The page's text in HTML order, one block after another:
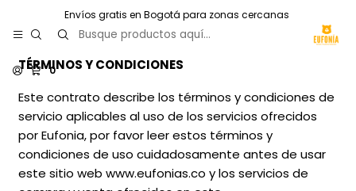
0
Envíos gratis en Bogotá para zonas cercanas
TÉRMINOS Y CONDICIONES
Este contrato describe los términos y condiciones de
servicio aplicables al uso de los servicios ofrecidos
por Eufonia, por favor leer estos términos y
condiciones de uso cuidadosamente antes de usar
este sitio web www.eufonias.co y los servicios de